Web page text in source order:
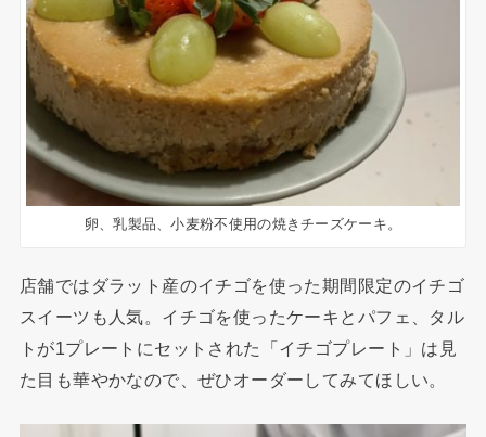
卵、乳製品、小麦粉不使用の焼きチーズケーキ。
店舗ではダラット産のイチゴを使った期間限定のイチゴ
スイーツも人気。イチゴを使ったケーキとパフェ、タル
トが1プレートにセットされた「イチゴプレート」は見
た目も華やかなので、ぜひオーダーしてみてほしい。